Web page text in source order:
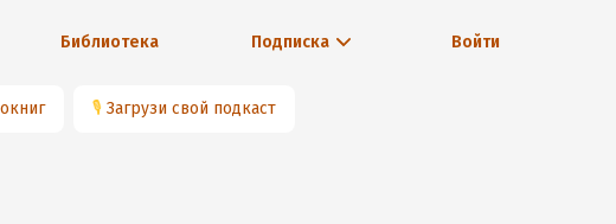
Библиотека Подписка Войти
🎙 Загрузи свой подкаст